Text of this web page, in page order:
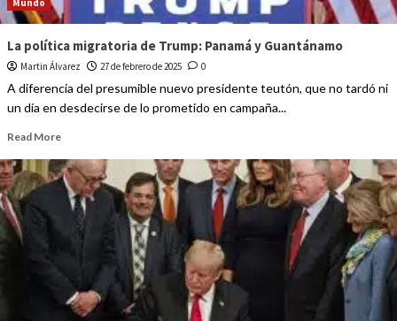
Mundo
La política migratoria de Trump: Panamá y Guantánamo
Martin Álvarez 27 de febrero de 2025 0
A diferencia del presumible nuevo presidente teutón, que no tardó ni
un día en desdecirse de lo prometido en campaña...
Read More